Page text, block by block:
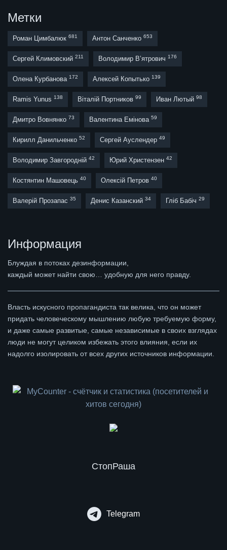
Метки
Роман Цимбалюк 681 Антон Санченко 653
Сергей Климовский 211 Володимир В’ятрович 176
Олена Курбанова 172 Алексей Копытько 139
Ramis Yunus 138 Віталій Портников 99 Иван Лютый 98
Дмитро Вовнянко 73 Валентина Емінова 59
Кирилл Данильченко 52 Сергей Ауслендер 49
Володимир Завгородній 42 Юрий Христензен 42
Костянтин Машовець 40 Олексій Петров 40
Валерій Прозапас 35 Денис Казанский 34 Гліб Бабіч 29
Информация
Блуждая в потоках дезинформации,
каждый может найти свою… удобную для него правду.
Власть искусного пропагандиста так велика, что он может
придать человеческому мышлению любую требуемую форму,
и даже самые развитые, самые независимые в своих взглядах
люди не могут целиком избежать этого влияния, если их
надолго изолировать от всех других источников информации.
СтопРаша
Telegram